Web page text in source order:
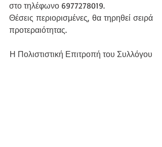
στο τηλέφωνο 6977278019.
Θέσεις περιορισμένες, θα τηρηθεί σειρά
προτεραιότητας.
Η Πολιστιστική Επιτροπή του Συλλόγου